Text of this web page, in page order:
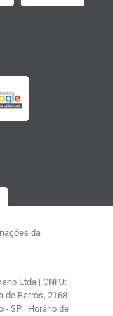
da
Ltda | CNPJ:
de Barros, 2168 -
- SP | Horário de